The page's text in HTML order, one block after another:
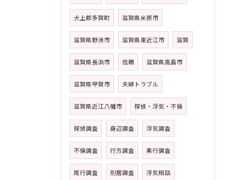
犬上郡多賀町 滋賀県米原市
滋賀県野洲市 滋賀県東近江市 滋賀
滋賀県長浜市 信頼 滋賀県高島市
滋賀県甲賀市 夫婦トラブル
滋賀県近江八幡市 探偵・浮気・不倫
探偵調査 身辺調査 浮気調査
不倫調査 行方調査 素行調査
尾行調査 別居調査 浮気相談